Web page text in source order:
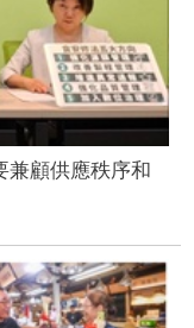
兼顧供應秩序和